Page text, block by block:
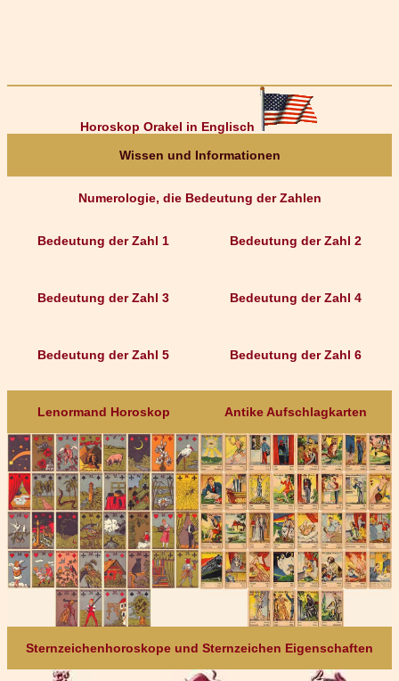
Horoskop Orakel in Englisch
Wissen und Informationen
Numerologie, die Bedeutung der Zahlen
Bedeutung der Zahl 1
Bedeutung der Zahl 3
Bedeutung der Zahl 5
Bedeutung der Zahl 2
Bedeutung der Zahl 4
Bedeutung der Zahl 6
Lenormand Horoskop Antike Aufschlagkarten
Sternzeichenhoroskope und Sternzeichen Eigenschaften